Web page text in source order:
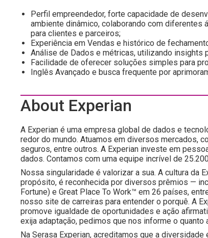
Perfil empreendedor, forte capacidade de
ambiente dinâmico, colaborando com diferentes
para clientes e parceiros;
Experiência em Vendas e histórico de
Análise de Dados e métricas, utilizando
Facilidade de oferecer soluções simples para
Inglês Avançado e busca frequente por
About Experian
A Experian é uma empresa global de dados e
redor do mundo. Atuamos em diversos mercados,
seguros, entre outros. A Experian investe em
dados. Contamos com uma equipe incrível de
Nossa singularidade é valorizar a sua. A cultura da
propósito, é reconhecida por diversos prêmios —
Fortune) e Great Place To Work™ em 26 países,
nosso site de carreiras para entender o porquê. A
promove igualdade de oportunidades e ação
exija adaptação, pedimos que nos informe o quanto
Na Serasa Experian, acreditamos que a